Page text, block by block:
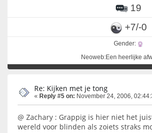
19
+7/-0
Gender:
Neoweb:Een heerlijke
Re: Kijken met je tong
« Reply #5 on: November 24, 2006,
@ Zachary : Grappig is hier niet het
wereld voor blinden als zoiets straks